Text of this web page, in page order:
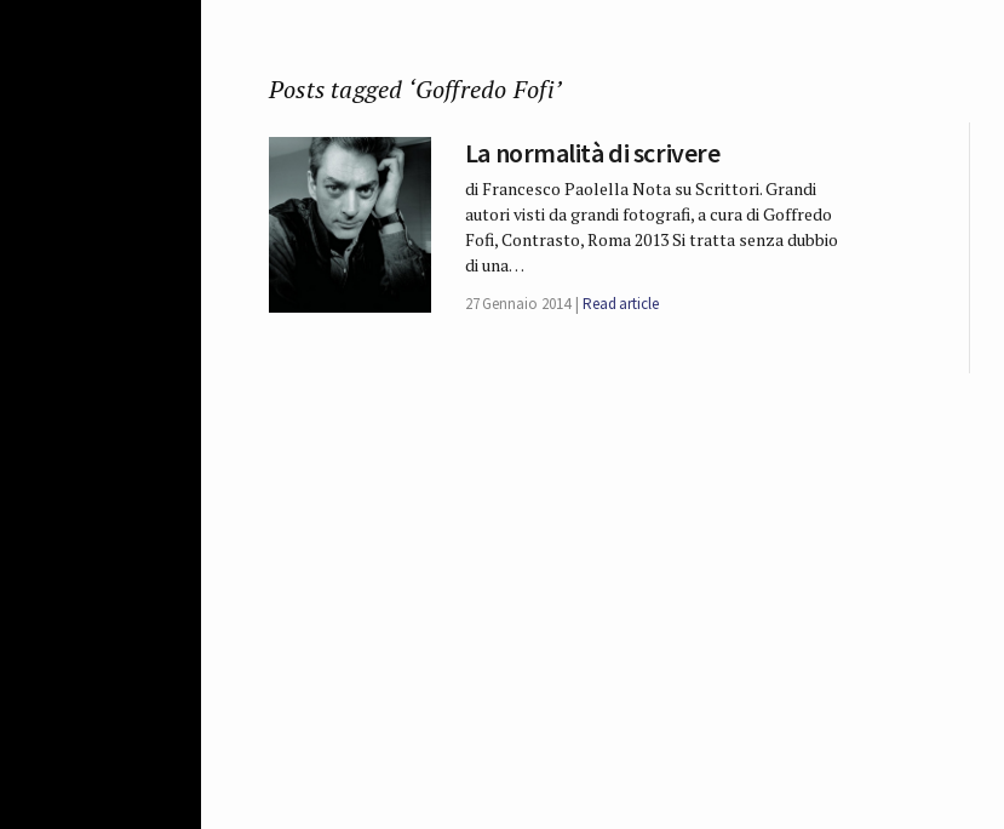
Posts tagged ‘Goffredo Fofi’
La normalità di scrivere
di Francesco Paolella Nota su Scrittori. Grandi
autori visti da grandi fotografi, a cura di Goffredo
Fofi, Contrasto, Roma 2013 Si tratta senza dubbio
di una…
27 Gennaio 2014 Read article